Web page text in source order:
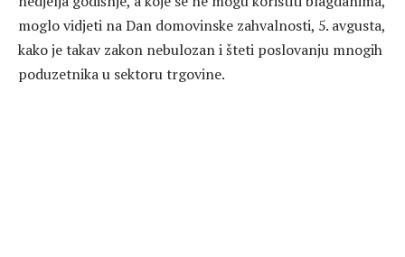
moglo vidjeti na Dan domovinske zahvalnosti, 5. avgusta,
kako je takav zakon nebulozan i šteti poslovanju mnogih
poduzetnika u sektoru trgovine.